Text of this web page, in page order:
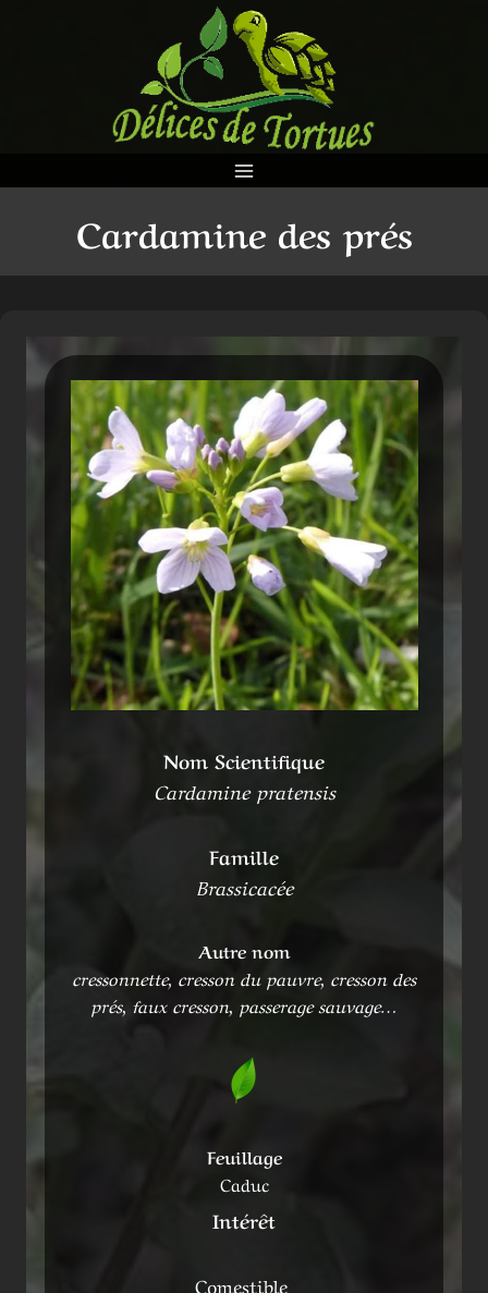
Cardamine des prés
Nom Scientifique
Cardamine pratensis
Famille
Brassicacée
Autre nom
cressonnette, cresson du pauvre, cresson des
prés, faux cresson, passerage sauvage…
Feuillage
Caduc
Intérêt
Comestible